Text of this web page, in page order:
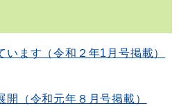
います（令和２年1月号掲載）
（令和元年８月号掲載）